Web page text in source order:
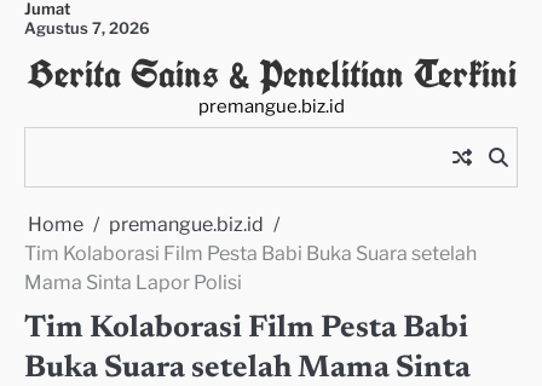
Skip
content
Jumat
Agustus 7, 2026
Berita Sains & Penelitian Terkini
premangue.biz.id
Home
premangue.biz.id
Tim Kolaborasi Film Pesta Babi Buka Suara setelah
Mama Sinta Lapor Polisi
Tim Kolaborasi Film Pesta Babi
Buka Suara setelah Mama Sinta